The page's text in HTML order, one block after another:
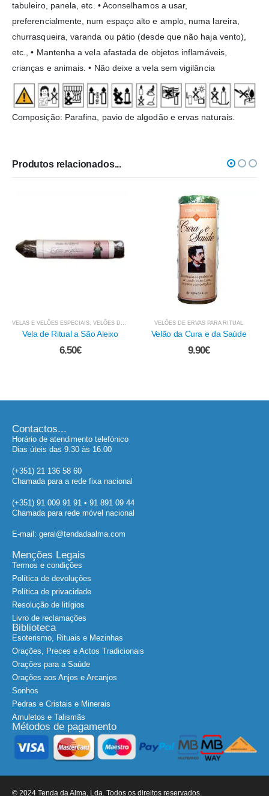
tabuleiro, panela, etc. • Aconselhamos a usar,
preferencialmente, num espaço alto e amplo, numa lareira,
churrasqueira, varanda ou pátio (desde que não haja vento),
etc., • Mantenha a vela afastada de objetos inflamáveis,
crianças e animais. • Não deixe a vela sem vigilância
Composição: Parafina, pavio de algodão e ervas naturais.
Produtos relacionados...
VELÕES DE ERVAS PARA RITUAL
Velão da Cura e da Saúde
9.90€
VELÕES DE ERVAS PARA RITUAL
Velão de São Cipriano
9.90€
Contactos...
Horário de atendimento telefónico
Dias úteis das 9.30 às 16.00
(+351) 21 136 58 60
Chamada para a rede fixa nacional
(+351) 91 009 91 91 • 91 891 09 44
Chamada para rede móvel nacional
E-mail: geral@tendadaalma.com
Menções Legais
Termos e condições
Política de devoluções
Política de privacidade
Resolução de litígios
Livro de reclamações
Biblioteca
Esoterismo, Rituais e Mezinhas
Orações, Preces e Actos Tradicionais
Orações para a Saúde
Orações aos Anjos e Arcanjos
Sonhos
Pedras e Cristais e Minerais
Amuletos e Talismãs
Métodos de pagamento
© 2024 Tenda da Alma, Lda. Todos os direitos reservados.